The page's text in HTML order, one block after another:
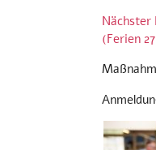
Nächster
(Ferien